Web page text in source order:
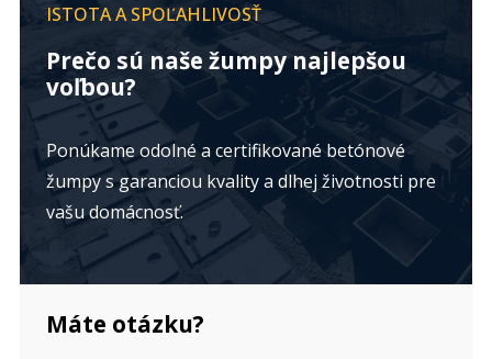
ISTOTA A SPOĽAHLIVOSŤ
Prečo sú naše žumpy najlepšou
voľbou?
Ponúkame odolné a certifikované betónové
žumpy s garanciou kvality a dlhej životnosti pre
vašu domácnosť.
Máte otázku?